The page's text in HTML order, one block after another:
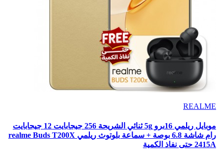
REALME
موبايل ريلمي 16برو 5g ثنائي الشريحة 256 جيجابايت 12 جيجابايت
رام شاشة 6.8 بوصة + سماعة بلوتوث ريلمي realme Buds T200X
2415A حتى نفاذ الكمية